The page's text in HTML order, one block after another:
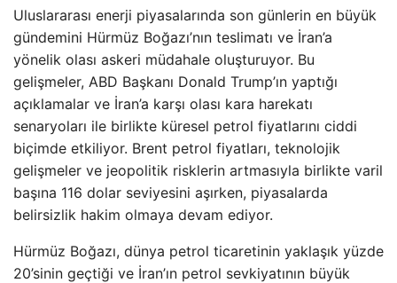
Uluslararası enerji piyasalarında son günlerin en büyük
gündemini Hürmüz Boğazı’nın teslimatı ve İran’a
yönelik olası askeri müdahale oluşturuyor. Bu
gelişmeler, ABD Başkanı Donald Trump’ın yaptığı
açıklamalar ve İran’a karşı olası kara harekatı
senaryoları ile birlikte küresel petrol fiyatlarını ciddi
biçimde etkiliyor. Brent petrol fiyatları, teknolojik
gelişmeler ve jeopolitik risklerin artmasıyla birlikte varil
başına 116 dolar seviyesini aşırken, piyasalarda
belirsizlik hakim olmaya devam ediyor.
Hürmüz Boğazı, dünya petrol ticaretinin yaklaşık yüzde
20’sinin geçtiği ve İran’ın petrol sevkiyatının büyük